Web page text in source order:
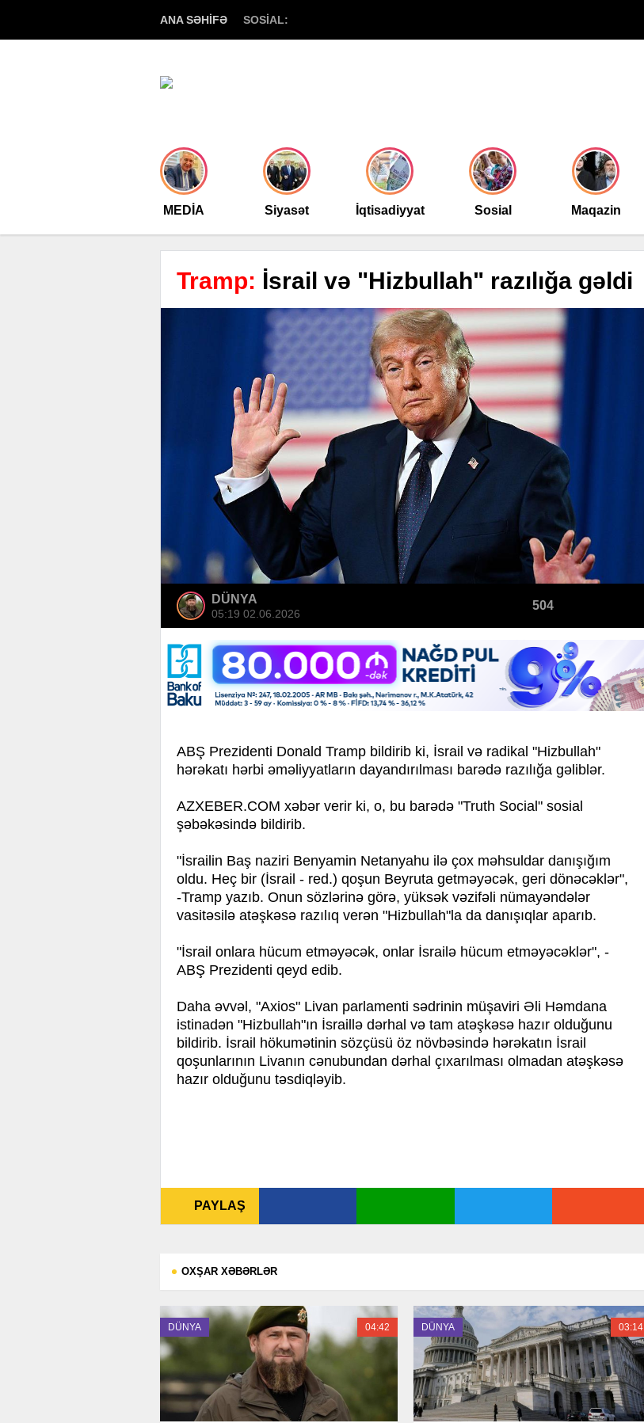
ANA SƏHİFƏ SOSİAL:
MEDİA Siyasət İqtisadiyyat Sosial Maqazin
Tramp: İsrail və "Hizbullah" razılığa gəldi
DÜNYA
05:19 02.06.2026
504
ABŞ Prezidenti Donald Tramp bildirib ki, İsrail və radikal "Hizbullah"
hərəkatı hərbi əməliyyatların dayandırılması barədə razılığa gəliblər.
AZXEBER.COM xəbər verir ki, o, bu barədə "Truth Social" sosial
şəbəkəsində bildirib.
"İsrailin Baş naziri Benyamin Netanyahu ilə çox məhsuldar danışığım
oldu. Heç bir (İsrail - red.) qoşun Beyruta getməyəcək, geri dönəcəklər",
-Tramp yazıb. Onun sözlərinə görə, yüksək vəzifəli nümayəndələr
vasitəsilə atəşkəsə razılıq verən "Hizbullah"la da danışıqlar aparıb.
"İsrail onlara hücum etməyəcək, onlar İsrailə hücum etməyəcəklər", -
ABŞ Prezidenti qeyd edib.
Daha əvvəl, "Axios" Livan parlamenti sədrinin müşaviri Əli Həmdana
istinadən "Hizbullah"ın İsraillə dərhal və tam atəşkəsə hazır olduğunu
bildirib. İsrail hökumətinin sözçüsü öz növbəsində hərəkatın İsrail
qoşunlarının Livanın cənubundan dərhal çıxarılması olmadan atəşkəsə
hazır olduğunu təsdiqləyib.
PAYLAŞ
OXŞAR XƏBƏRLƏR
DÜNYA 04:42 DÜNYA 03:14